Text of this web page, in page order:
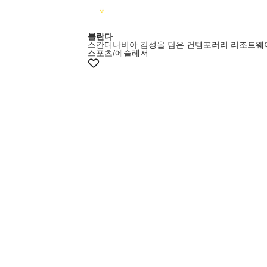
블란다
스칸디나비아 감성을 담은 컨템포러리 리조트웨
스포츠/에슬레저